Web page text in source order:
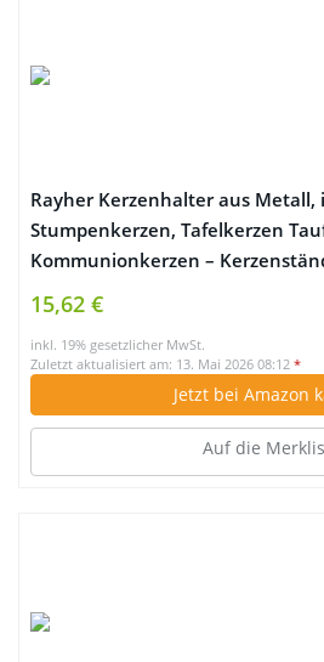
Rayher Kerzenhalter aus Metall,
Stumpenkerzen, Tafelkerzen
Kommunionkerzen –
Leuchter, ø 40 mm, weiß matt
15,62 €
inkl. 19% gesetzlicher MwSt.
Zuletzt aktualisiert am: 13. Mai 2026 08:12 *
Jetzt bei Amazon
Auf die